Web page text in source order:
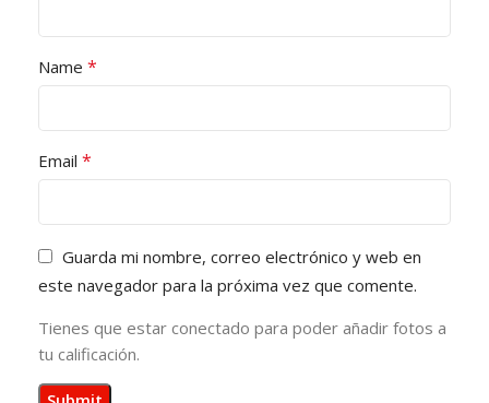
Name *
Email *
Guarda mi nombre, correo electrónico y web en
este navegador para la próxima vez que comente.
Tienes que estar conectado para poder añadir fotos a
tu calificación.